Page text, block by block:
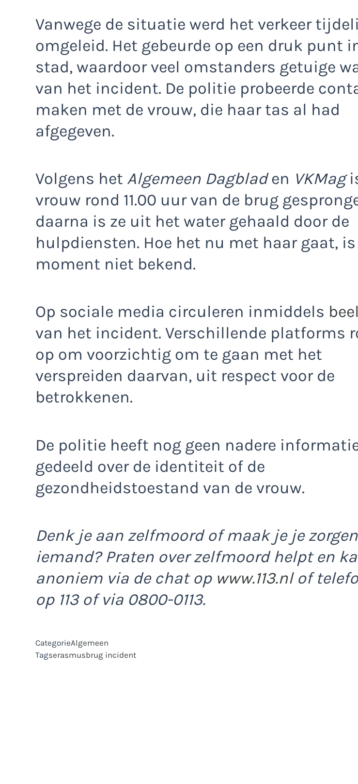
Vanwege de situatie werd het verkeer
omgeleid. Het gebeurde op een druk punt
stad, waardoor veel omstanders getuige
van het incident. De politie probeerde
maken met de vrouw, die haar tas al had
afgegeven.
Volgens het Algemeen Dagbladen VKMag
vrouw rond 11.00 uur van de brug
daarna is ze uit het water gehaald door de
hulpdiensten. Hoe het nu met haar gaat,
moment niet bekend.
Op sociale media circuleren inmiddels
van het incident. Verschillende platforms
op om voorzichtig om te gaan met het
verspreiden daarvan, uit respect voor de
betrokkenen.
De politie heeft nog geen nadere
gedeeld over de identiteit of de
gezondheidstoestand van de vrouw.
Denk je aan zelfmoord of maak je je
iemand? Praten over zelfmoord helpt en
anoniem via de chat op www.113.nlof
op 113 of via 0800-0113.
CategorieAlgemeen
Tagserasmusbrug incident